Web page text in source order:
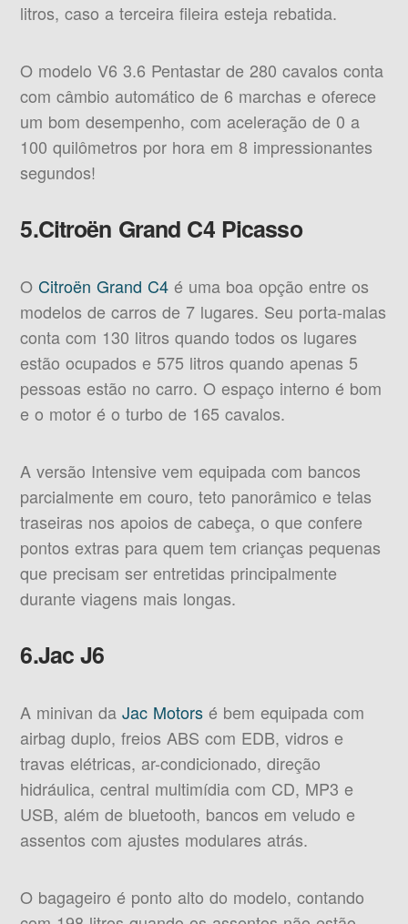
litros, caso a terceira fileira esteja rebatida.
O modelo V6 3.6 Pentastar de 280 cavalos conta
com câmbio automático de 6 marchas e oferece
um bom desempenho, com aceleração de 0 a
100 quilômetros por hora em 8 impressionantes
segundos!
5.Citroën Grand C4 Picasso
O Citroën Grand C4 é uma boa opção entre os
modelos de carros de 7 lugares. Seu porta-malas
conta com 130 litros quando todos os lugares
estão ocupados e 575 litros quando apenas 5
pessoas estão no carro. O espaço interno é bom
e o motor é o turbo de 165 cavalos.
A versão Intensive vem equipada com bancos
parcialmente em couro, teto panorâmico e telas
traseiras nos apoios de cabeça, o que confere
pontos extras para quem tem crianças pequenas
que precisam ser entretidas principalmente
durante viagens mais longas.
6.Jac J6
A minivan daJac Motors é bem equipada com
airbag duplo, freios ABS com EDB, vidros e
travas elétricas, ar-condicionado, direção
hidráulica, central multimídia com CD, MP3 e
USB, além de bluetooth, bancos em veludo e
assentos com ajustes modulares atrás.
O bagageiro é ponto alto do modelo, contando